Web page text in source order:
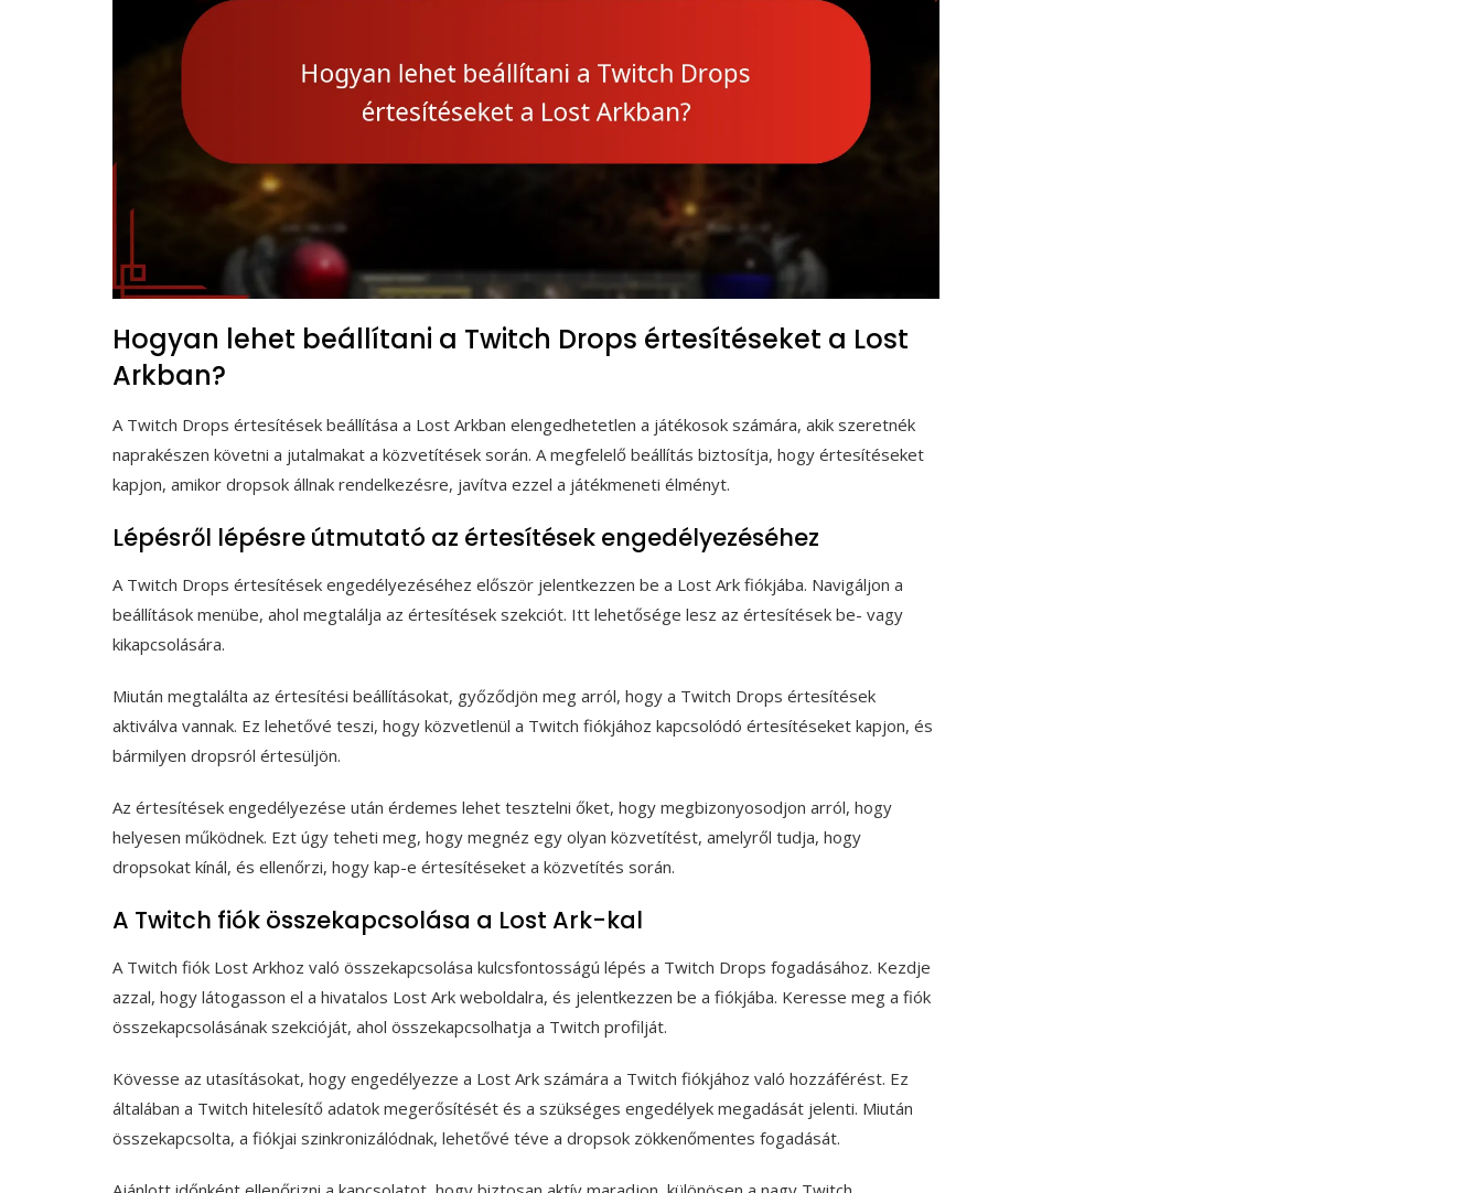
Hogyan lehet beállítani a Twitch Drops értesítéseket a Lost
Arkban?
A Twitch Drops értesítések beállítása a Lost Arkban elengedhetetlen a játékosok számára, akik szeretnék
naprakészen követni a jutalmakat a közvetítések során. A megfelelő beállítás biztosítja, hogy értesítéseket
kapjon, amikor dropsok állnak rendelkezésre, javítva ezzel a játékmeneti élményt.
Lépésről lépésre útmutató az értesítések engedélyezéséhez
A Twitch Drops értesítések engedélyezéséhez először jelentkezzen be a Lost Ark fiókjába. Navigáljon a
beállítások menübe, ahol megtalálja az értesítések szekciót. Itt lehetősége lesz az értesítések be- vagy
kikapcsolására.
Miután megtalálta az értesítési beállításokat, győződjön meg arról, hogy a Twitch Drops értesítések
aktiválva vannak. Ez lehetővé teszi, hogy közvetlenül a Twitch fiókjához kapcsolódó értesítéseket kapjon, és
bármilyen dropsról értesüljön.
Az értesítések engedélyezése után érdemes lehet tesztelni őket, hogy megbizonyosodjon arról, hogy
helyesen működnek. Ezt úgy teheti meg, hogy megnéz egy olyan közvetítést, amelyről tudja, hogy
dropsokat kínál, és ellenőrzi, hogy kap-e értesítéseket a közvetítés során.
A Twitch fiók összekapcsolása a Lost Ark-kal
A Twitch fiók Lost Arkhoz való összekapcsolása kulcsfontosságú lépés a Twitch Drops fogadásához. Kezdje
azzal, hogy látogasson el a hivatalos Lost Ark weboldalra, és jelentkezzen be a fiókjába. Keresse meg a fiók
összekapcsolásának szekcióját, ahol összekapcsolhatja a Twitch profilját.
Kövesse az utasításokat, hogy engedélyezze a Lost Ark számára a Twitch fiókjához való hozzáférést. Ez
általában a Twitch hitelesítő adatok megerősítését és a szükséges engedélyek megadását jelenti. Miután
összekapcsolta, a fiókjai szinkronizálódnak, lehetővé téve a dropsok zökkenőmentes fogadását.